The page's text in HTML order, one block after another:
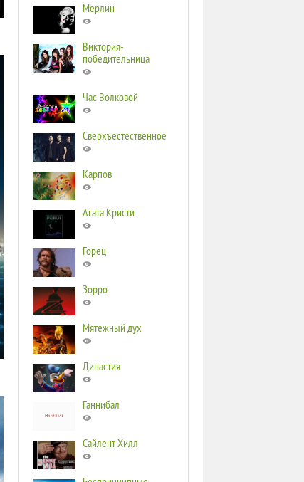
Мерлин
Виктория-
победительница
Час Волковой
Сверхъестественное
Карпов
Агата Кристи
Горец
Зорро
Мятежный дух
Династия
Ганнибал
Сайлент Хилл